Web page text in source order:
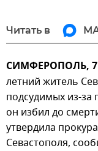
Читать в
СИМФЕРОПОЛЬ, 7
летний житель
подсудимых из-за
он избил до
утвердила
Севастополя,